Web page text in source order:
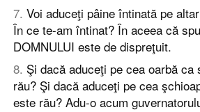
7. Voi aduceţi pâine întinată pe
În ce te-am întinat? În aceea că
DOMNULUI este de dispreţuit.
8. Şi dacă aduceţi pe cea oarbă
rău? Şi dacă aduceţi pe cea
este rău? Adu-o acum